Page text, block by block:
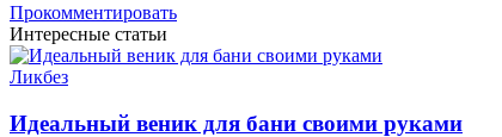
Прокомментировать
Интересные статьи
Ликбез
Идеальный веник для бани своими руками